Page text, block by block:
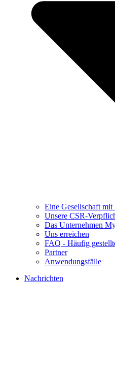
Eine Gesellschaft mit
Unsere CSR-
Das Unternehmen
Uns erreichen
FAQ - Häufig
Partner
Anwendungsfälle
Nachrichten